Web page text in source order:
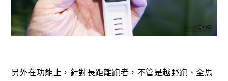
另外在功能上，針對長距離跑者，不管是越野跑、全馬